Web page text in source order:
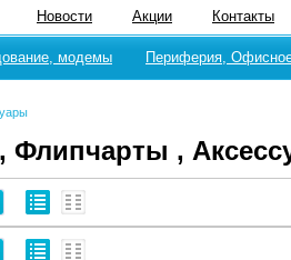
Новости Акции Контакты
модемы Периферия,
Флипчарты ,